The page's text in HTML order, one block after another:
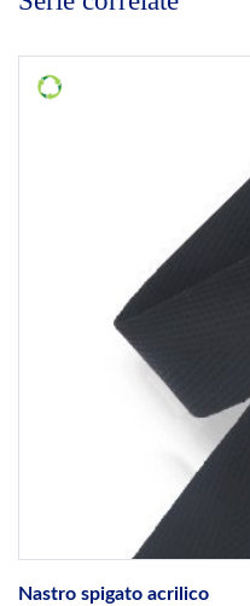
Nastro spigato acrilico